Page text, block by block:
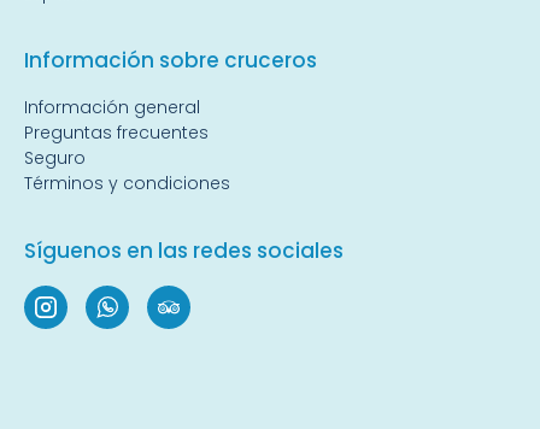
Información sobre cruceros
Información general
Preguntas frecuentes
Seguro
Términos y condiciones
Síguenos en las redes sociales